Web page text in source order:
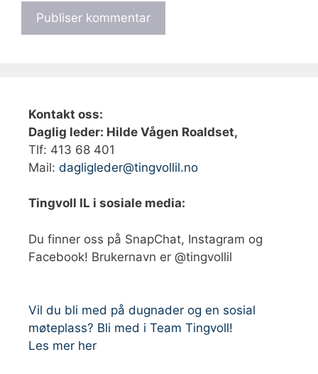
Kontakt oss:
Daglig leder: Hilde Vågen Roaldset,
Tlf: 413 68 401‬
Mail: dagligleder@tingvollil.no
Tingvoll IL i sosiale media:
Du finner oss på SnapChat, Instagram og
Facebook! Brukernavn er @tingvollil
Vil du bli med på dugnader og en sosial
møteplass? Bli med i Team Tingvoll!
Les mer her